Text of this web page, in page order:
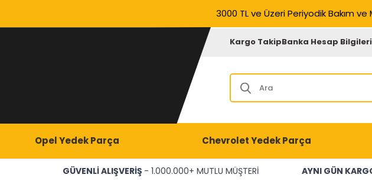
3000 TL ve Üzeri Periyodik Bakım
Kargo TakipBanka Hesap Bilgileri
Opel Yedek Parça Chevrolet Yedek Parça
GÜVENLİ ALIŞVERİŞ - 1.000.000+ MUTLU MÜŞTERİ AYNI GÜN